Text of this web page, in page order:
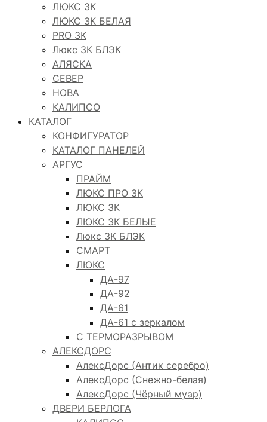
ЛЮКС 3К
ЛЮКС 3К БЕЛАЯ
PRO 3K
Люкс 3К БЛЭК
АЛЯСКА
СЕВЕР
НОВА
КАЛИПСО
КАТАЛОГ
КОНФИГУРАТОР
КАТАЛОГ ПАНЕЛЕЙ
АРГУС
ПРАЙМ
ЛЮКС ПРО 3К
ЛЮКС 3К
ЛЮКС 3К БЕЛЫЕ
Люкс 3К БЛЭК
СМАРТ
ЛЮКС
ДА-97
ДА-92
ДА-61
ДА-61 с зеркалом
С ТЕРМОРАЗРЫВОМ
АЛЕКСДОРС
АлексДорс (Антик серебро)
АлексДорс (Снежно-белая)
АлексДорс (Чёрный муар)
ДВЕРИ БЕРЛОГА